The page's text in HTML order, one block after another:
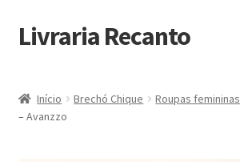
Pular
para
Pular
para
conteúdo
Livraria Recanto
Carrinho
Início Brechó Chique Roupas femininas
– Avanzzo